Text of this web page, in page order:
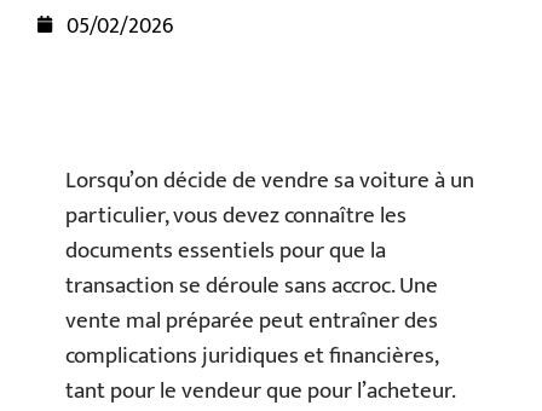
05/02/2026
Lorsqu’on décide de vendre sa voiture à un
particulier, vous devez connaître les
documents essentiels pour que la
transaction se déroule sans accroc. Une
vente mal préparée peut entraîner des
complications juridiques et financières,
tant pour le vendeur que pour l’acheteur.